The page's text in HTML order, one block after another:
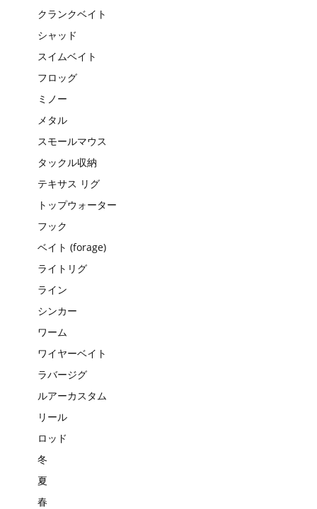
クランクベイト
シャッド
スイムベイト
フロッグ
ミノー
メタル
スモールマウス
タックル収納
テキサス リグ
トップウォーター
フック
ベイト (forage)
ライトリグ
ライン
シンカー
ワーム
ワイヤーベイト
ラバージグ
ルアーカスタム
リール
ロッド
冬
夏
春